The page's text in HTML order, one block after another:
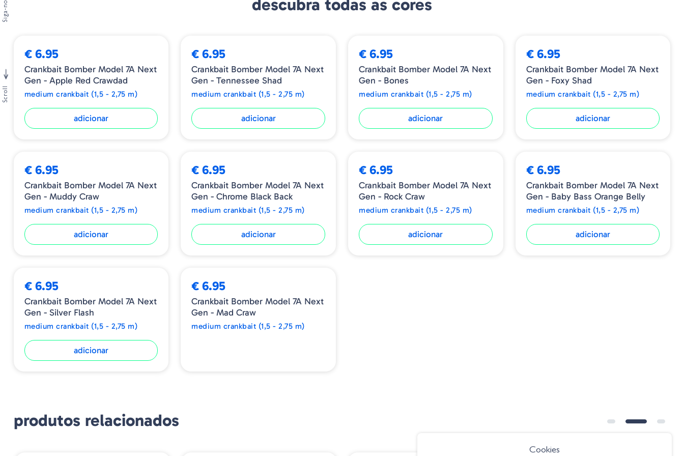
BMB07A
Referência - BMB07A520
descubra todas as cores
€ 6.95
Crankbait Bomber Model 7A Next
Gen - Apple Red Crawdad
medium crankbait (1,5 - 2,75 m)
adicionar
€ 6.95
Crankbait Bomber Model 7A Next
Gen - Tennessee Shad
medium crankbait (1,5 - 2,75 m)
adicionar
€ 6.95
Crankbait Bomber Model 7A Next
Gen - Bones
medium crankbait (1,5 - 2,75 m)
adicionar
€ 6.95
Crankbait Bomber Model 7A Next
Gen - Foxy Shad
medium crankbait (1,5 - 2,75 m)
adicionar
€ 6.95
Crankbait Bomber Model 7A Next
Gen - Muddy Craw
medium crankbait (1,5 - 2,75 m)
adicionar
€ 6.95
Crankbait Bomber Model 7A Next
Gen - Chrome Black Back
medium crankbait (1,5 - 2,75 m)
adicionar
€ 6.95
Crankbait Bomber Model 7A Next
Gen - Rock Craw
medium crankbait (1,5 - 2,75 m)
adicionar
€ 6.95
Crankbait Bomber Model 7A Next
Gen - Baby Bass Orange Belly
medium crankbait (1,5 - 2,75 m)
adicionar
€ 6.95
Crankbait Bomber Model 7A Next
Gen - Silver Flash
medium crankbait (1,5 - 2,75 m)
adicionar
€ 6.95
Crankbait Bomber Model 7A Next
Gen - Mad Craw
medium crankbait (1,5 - 2,75 m)
produtos relacionados
Siga-nos
Scroll
Cookies